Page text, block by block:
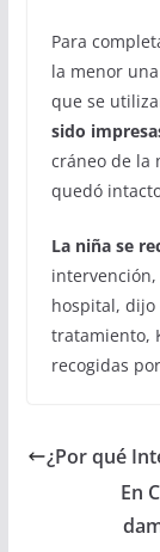
Para
la menor
que se
sido
cráneo de la
quedó
La niña se
hospital, dijo
tratamiento,
recogidas
¿Por qué
En